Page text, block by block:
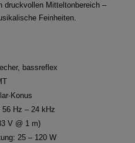
druckvollen Mitteltonbereich –
Feinheiten.
bassreflex
Konus
56 Hz – 24 kHz
V @ 1 m)
25 – 120 W